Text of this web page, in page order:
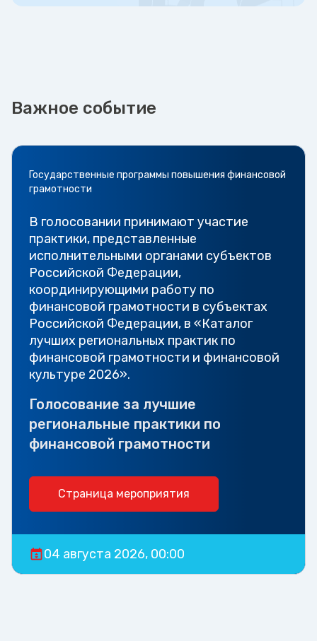
Важное событие
Государственные программы повышения финансовой
грамотности
В голосовании принимают участие
практики, представленные
исполнительными органами субъектов
Российской Федерации,
координирующими работу по
финансовой грамотности в субъектах
Российской Федерации, в «Каталог
лучших региональных практик по
финансовой грамотности и финансовой
культуре 2026».
Голосование за лучшие
региональные практики по
финансовой грамотности
Страница мероприятия
04 августа 2026, 00:00